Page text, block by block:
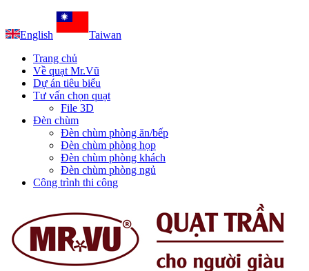
English
Taiwan
Trang chủ
Về quạt Mr.Vũ
Dự án tiêu biểu
Tư vấn chọn quạt
File 3D
Đèn chùm
Đèn chùm phòng ăn/bếp
Đèn chùm phòng họp
Đèn chùm phòng khách
Đèn chùm phòng ngủ
Công trình thi công